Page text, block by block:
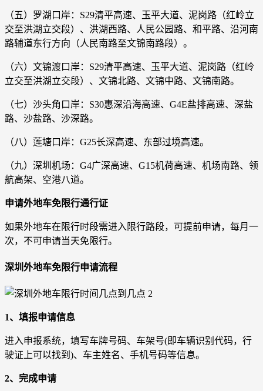
（五）罗湖口岸：S29清平高速、玉平大道、泥岗路（红岭立
交至洪湖立交段）、洪湖西路、人民公园路、和平路、沿河南
路辅道东行方向（人民南路至文锦南路段）。
（六）文锦渡口岸：S29清平高速、玉平大道、泥岗路（红岭
立交至洪湖立交段）、文锦北路、文锦中路、文锦南路。
（七）沙头角口岸：S30惠深沿海高速、G4E盐排高速、深盐
路、沙盐路、沙深路。
（八）莲塘口岸：G25长深高速、东部过境高速。
（九）深圳机场：G4广深高速、G15机荷高速、机场南路、领
航高架、空港八道。
申请外地车免限行通行证
如果外地车在限行时段需进入限行路段，可提前申请，每月一
次，不可申请当天免限行。
深圳外地车免限行申请流程
1、填报申请信息
进入申报系统，填写车牌号码、车架号(即车辆识别代码，行
驶证上可以找到)、车主姓名、手机号码等信息。
2、完成申请